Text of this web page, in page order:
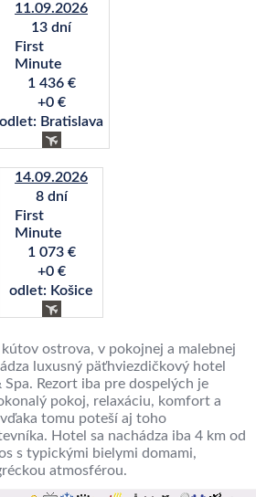
11.09.2026
13 dní
First
Minute
1 436 €
+0 €
odlet: Bratislava
14.09.2026
8 dní
First
Minute
1 073 €
+0 €
odlet: Košice
ostrova, v pokojnej a malebnej
luxusný päťhviezdičkový hotel
Spa. Rezort iba pre dospelých je
pokoj, relaxáciu, komfort a
tomu poteší aj toho
Hotel sa nachádza iba 4 km od
s typickými bielymi domami,
atmosférou.